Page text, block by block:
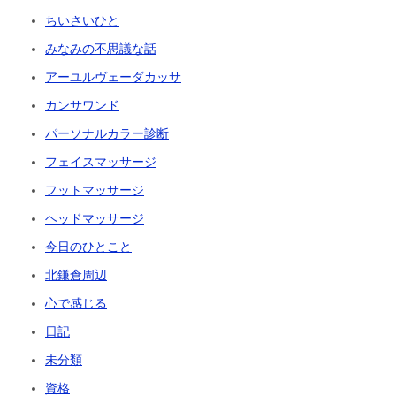
ちいさいひと
みなみの不思議な話
アーユルヴェーダカッサ
カンサワンド
パーソナルカラー診断
フェイスマッサージ
フットマッサージ
ヘッドマッサージ
今日のひとこと
北鎌倉周辺
心で感じる
日記
未分類
資格